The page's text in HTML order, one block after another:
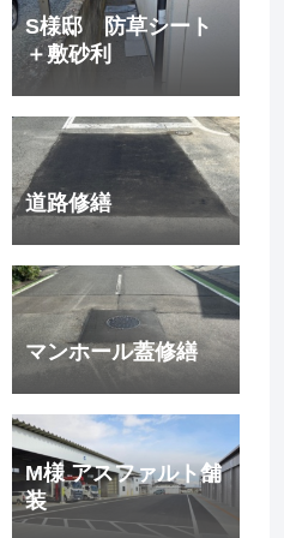
S様邸 防草シート
＋敷砂利
道路修繕
マンホール蓋修繕
M様 アスファルト舗
装